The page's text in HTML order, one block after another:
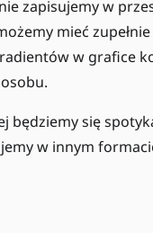
zapisujemy w
mieć
w grafice
będziemy się
w innym